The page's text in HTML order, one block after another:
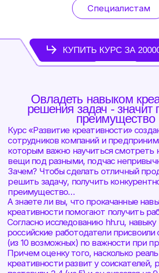
преимущество
А знаете ли вы, что прокачанные навыки
креативности помогают получить работу мечты?
Согласно исследованию hh.ru, навыку креативности
российские работодатели присвоили средний балл 6
(из 10 возможных) по важности при приеме на работу.
Причем оценку того, насколько реально навык
креативности развит у соискателей, работодатели
поставили 2,4 (из 5) и он оказался на 9-м месте из 10!
То есть, работодатели ждут от вас креативности! Ну
разве не повод прокачать этот скилл и получить
преимущество?
Курс «Развитие креативности» создан для
сотрудников компаний и предпринимателей,
которым важно научиться смотреть на привычные
преимущество…